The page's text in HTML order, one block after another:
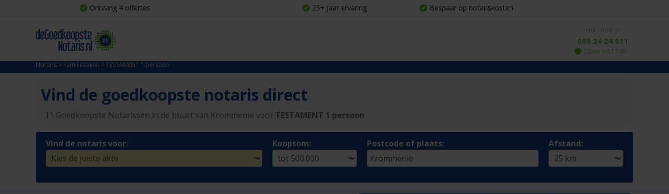
Ontvang 4 offertes 25+ jaar ervaring Bespaar op notariskosten
088 24 24 611
Open tot 17:00
Notaris > Familiezaken >TESTAMENT 1 persoon
Vind de goedkoopste notaris direct
11 Goedkoopste Notarissen in de buurt van Krommenie voor TESTAMENT 1 persoon
Vind de notaris voor: Koopsom: Postcode of plaats: Afstand: